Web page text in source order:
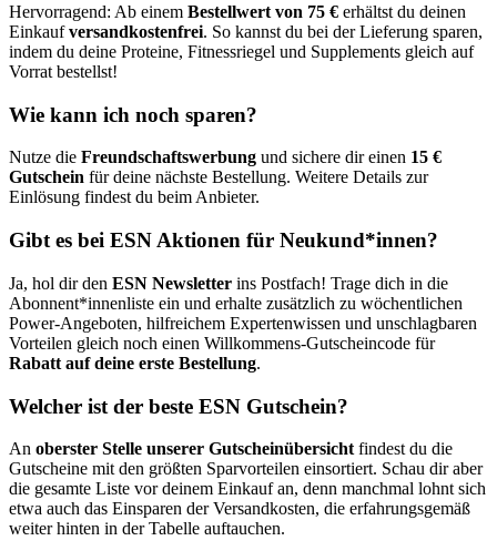
Hervorragend: Ab einem Bestellwert von 75 € erhältst du deinen
Einkaufversandkostenfrei. So kannst du bei der Lieferung sparen,
indem du deine Proteine, Fitnessriegel und Supplements gleich auf
Vorrat bestellst!
Wie kann ich noch sparen?
Nutze die Freundschaftswerbung und sichere dir einen 15 €
Gutschein für deine nächste Bestellung. Weitere Details zur
Einlösung findest du beim Anbieter.
Gibt es bei ESN Aktionen für Neukund*innen?
Ja, hol dir den ESN Newsletter ins Postfach! Trage dich in die
Abonnent*innenliste ein und erhalte zusätzlich zu wöchentlichen
Power-Angeboten, hilfreichem Expertenwissen und unschlagbaren
Vorteilen gleich noch einen Willkommens-Gutscheincode für
Rabatt auf deine erste Bestellung.
Welcher ist der beste ESN Gutschein?
An oberster Stelle unserer Gutscheinübersicht findest du die
Gutscheine mit den größten Sparvorteilen einsortiert. Schau dir aber
die gesamte Liste vor deinem Einkauf an, denn manchmal lohnt sich
etwa auch das Einsparen der Versandkosten, die erfahrungsgemäß
weiter hinten in der Tabelle auftauchen.